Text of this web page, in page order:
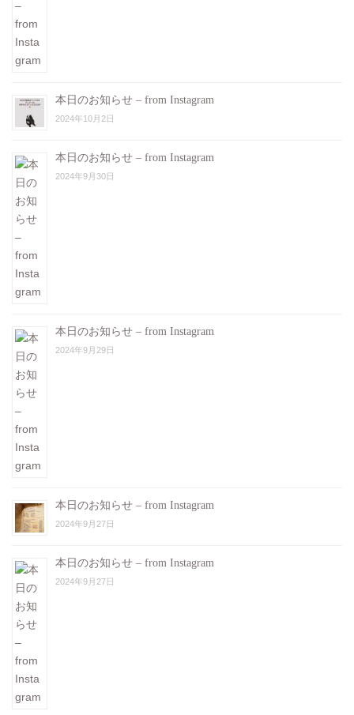
本日のお知らせ – from Instagram
2024年10月2日
本日のお知らせ – from Instagram
2024年9月30日
本日のお知らせ – from Instagram
2024年9月29日
本日のお知らせ – from Instagram
2024年9月27日
本日のお知らせ – from Instagram
2024年9月27日